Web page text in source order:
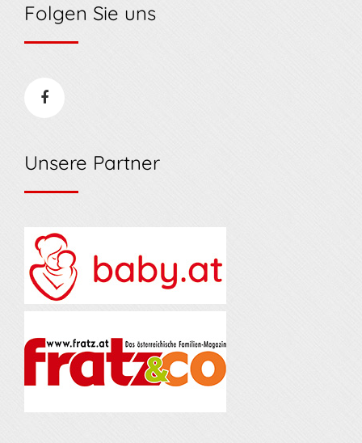
Folgen Sie uns
Unsere Partner